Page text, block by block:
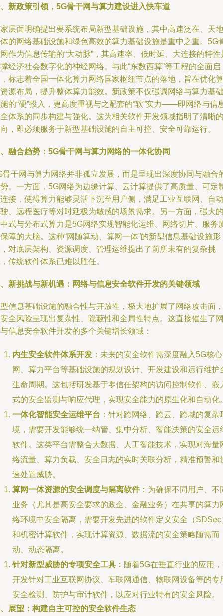
新政策引领，5G骨干网与算力建设进入快车道
层面明确提出要系统布局新型基础设施，其中高速泛在、天地
的网络基础设施和绿色高效的算力基础设施是重中之重。5G
作为信息传输的“大动脉”，其高速率、低时延、大连接的特性
经济社会数字化的神经网络。与此“东数西算”等工程的全面启
标志着全国一体化算力网络国家枢纽节点的落地，旨在优化算
源布局，提升整体算力能效。新政策不仅强调网络与算力基础
的“硬”投入，更高度重视与之配套的“软”实力——即网络与信
体系的同步构建与强化。这为相关软件开发领域指明了清晰的
，即必须服务于新型基础设施的自主可控、安全可靠运行。
融合趋势：5G骨干网与算力网络的一体化协同
骨干网与算力网络并非孤立发展，而是呈现出深度协同与融合
。一方面，5G网络为边缘计算、云计算提供了高质量、可定
接，使得算力能够灵活下沉至用户侧，满足工业互联网、自动
、远程医疗等对时延极为敏感的场景需求。另一方面，强大的
式与分布式算力是5G网络实现智能化运维、网络切片、服务
障的大脑。这种“网随算动、算网一体”的新型信息基础设施形
对底层架构、资源调度、管理运维提出了前所未有的复杂挑
传统软件体系已难以胜任。
新挑战与新机遇：网络与信息安全软件开发的关键领域
信息基础设施的融合性与开放性，极大地扩展了网络攻击面，
全风险呈现出复杂性、隐蔽性和全局性特点。这直接催生了网
信息安全软件开发的多个关键增长领域：
内生安全软件体系开发 ：未来的安全软件需深度融入5G核心
网、算力平台等基础设施的规划设计、开发建设和运行维护
生命周期。这包括研发基于零信任架构的访问控制软件、嵌
式的安全监测与响应代理，实现安全能力的原生化和自动化
一体化智能安全运维平台 ：针对跨网络、跨云、跨域的复杂
境，需要开发能够统一纳管、集中分析、智能决策的安全运
软件。这类平台需整合大数据、人工智能技术，实现对海量
络流量、算力负载、安全日志的实时关联分析，精准预警和
速处置威胁。
算网一体资源的安全调度与隔离软件：为确保不同用户、不
业务（尤其是高安全要求的政企、金融业务）在共享的算力
络环境中安全隔离，需要开发先进的软件定义安全（SDSec
和机密计算软件，实现计算资源、数据流的安全策略随需而
动、动态隔离。
针对新型威胁的专项安全工具 ：随着5G在垂直行业的应用
开发针对工业互联网协议、车联网通信、物联网设备等的专
安全检测、防护与审计软件，以应对行业特有的安全风险。
展望：构建自主可控的安全软件生态